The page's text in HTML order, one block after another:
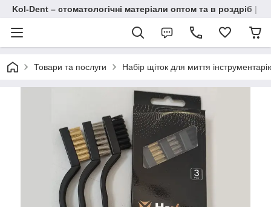
Kol-Dent – ​​стоматологічні матеріали оптом та в роздріб |
Товари та послуги Набір щіток для миття